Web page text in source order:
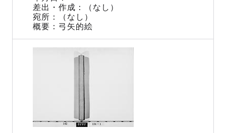
（なし）
（なし）
弓矢的絵